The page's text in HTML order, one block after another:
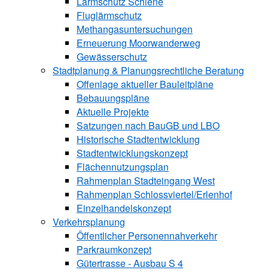
Fluglärmschutz
Methangasuntersuchungen
Erneuerung Moorwanderweg
Gewässerschutz
Stadtplanung & Planungsrechtliche Beratung
Offenlage aktueller Bauleitpläne
Bebauungspläne
Aktuelle Projekte
Satzungen ­nach BauGB und LBO
Historische Stadtentwicklung
Stadtentwicklungskonzept
Flächennutzungsplan
Rahmenplan Stadteingang West
Rahmenplan Schlossviertel/Erlenhof
Einzelhandelskonzept
Verkehrsplanung
Öffentlicher Personennahverkehr
Parkraumkonzept
Gütertrasse - Ausbau S 4